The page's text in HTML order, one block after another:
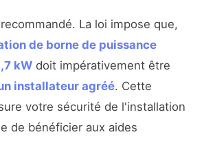
La loi impose que,
de borne de puissance
kW doit impérativement être
installateur agréé. Cette
votre sécurité de l'installation
de bénéficier aux aides